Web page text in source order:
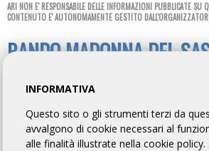
ARI NON E' RESPONSABILE DELLE INFORMAZIONI PUBBLICATE SU
CONTENUTO E' AUTONOMAMENTE GESTITO
RANDO MADONNA DEL
Nervianese 1919
INFORMAZIONI REGOLAMENTO
INFORMATIVA
Questo sito o gli strumenti terzi da
avvalgono di cookie necessari al
alle finalità illustrate nella cookie policy.